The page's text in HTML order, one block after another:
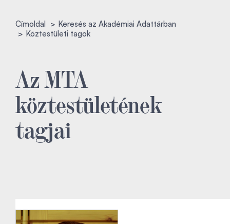
Címoldal
Keresés az Akadémiai Adattárban
Köztestületi tagok
Az MTA
köztestületének
tagjai